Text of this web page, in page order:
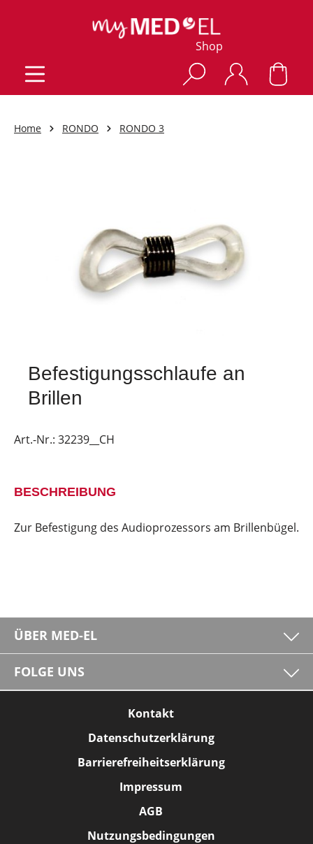
Shop
Home RONDO RONDO 3
Befestigungsschlaufe an
Brillen
Art.-Nr.: 32239__CH
BESCHREIBUNG
Zur Befestigung des Audioprozessors am Brillenbügel.
ÜBER MED-EL
FOLGE UNS
Kontakt
Datenschutzerklärung
Barrierefreiheitserklärung
Impressum
AGB
Nutzungsbedingungen